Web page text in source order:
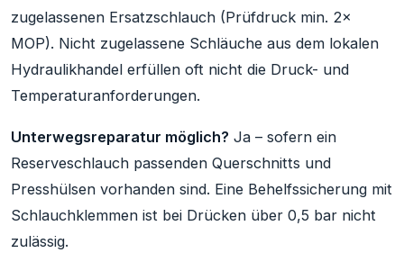
zugelassenen Ersatzschlauch (Prüfdruck min. 2×
MOP). Nicht zugelassene Schläuche aus dem lokalen
Hydraulikhandel erfüllen oft nicht die Druck- und
Temperaturanforderungen.
Unterwegsreparatur möglich? Ja – sofern ein
Reserveschlauch passenden Querschnitts und
Presshülsen vorhanden sind. Eine Behelfssicherung mit
Schlauchklemmen ist bei Drücken über 0,5 bar nicht
zulässig.